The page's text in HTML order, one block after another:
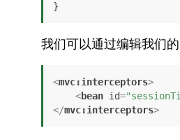
}
我们可以通过编辑我们
<mvc:interceptors>
<bean id=
</mvc:interceptors>